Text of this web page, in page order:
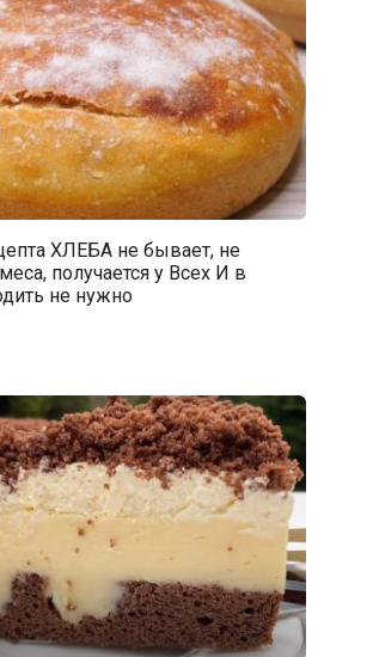
ХЛЕБА не бывает, не
получается у Всех И в
не нужно